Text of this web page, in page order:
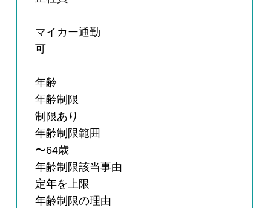
マイカー通勤
可
年齢
年齢制限
制限あり
年齢制限範囲
〜64歳
年齢制限該当事由
定年を上限
年齢制限の理由